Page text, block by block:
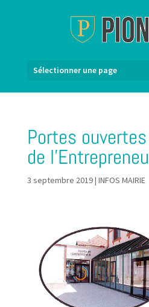
Sélectionner une page
Portes
de
3 septembre 2019| INFOS MAIRIE